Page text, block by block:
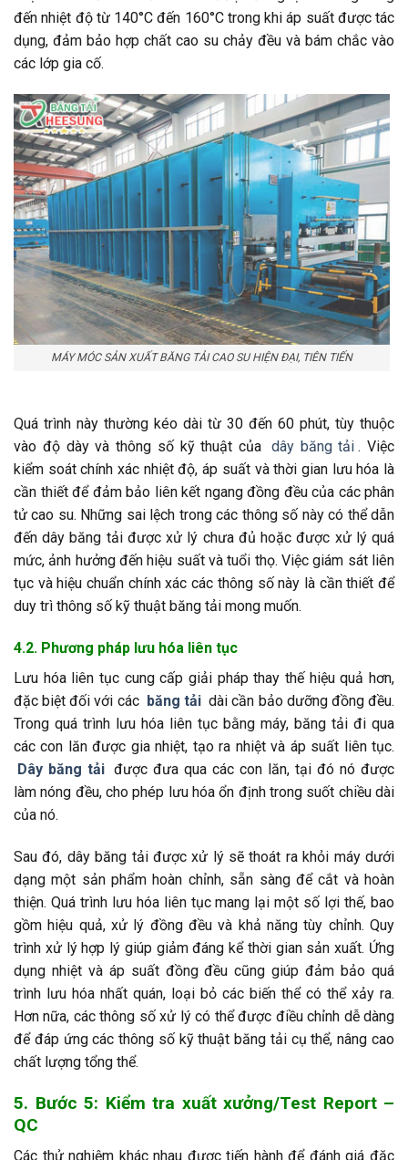
đến nhiệt độ từ 140°C đến 160°C trong khi áp suất được tác
dụng, đảm bảo hợp chất cao su chảy đều và bám chắc vào
các lớp gia cố.
MÁY MÓC SẢN XUẤT BĂNG TẢI CAO SU HIỆN ĐẠI, TIÊN TIẾN
Quá trình này thường kéo dài từ 30 đến 60 phút, tùy thuộc
vào độ dày và thông số kỹ thuật của dây băng tải . Việc
kiểm soát chính xác nhiệt độ, áp suất và thời gian lưu hóa là
cần thiết để đảm bảo liên kết ngang đồng đều của các phân
tử cao su. Những sai lệch trong các thông số này có thể dẫn
đến dây băng tải được xử lý chưa đủ hoặc được xử lý quá
mức, ảnh hưởng đến hiệu suất và tuổi thọ. Việc giám sát liên
tục và hiệu chuẩn chính xác các thông số này là cần thiết để
duy trì thông số kỹ thuật băng tải mong muốn.
4.2. Phương pháp lưu hóa liên tục
Lưu hóa liên tục cung cấp giải pháp thay thế hiệu quả hơn,
đặc biệt đối với các băng tải dài cần bảo dưỡng đồng đều.
Trong quá trình lưu hóa liên tục bằng máy, băng tải đi qua
các con lăn được gia nhiệt, tạo ra nhiệt và áp suất liên tục.
Dây băng tải được đưa qua các con lăn, tại đó nó được
làm nóng đều, cho phép lưu hóa ổn định trong suốt chiều dài
của nó.
Sau đó, dây băng tải được xử lý sẽ thoát ra khỏi máy dưới
dạng một sản phẩm hoàn chỉnh, sẵn sàng để cắt và hoàn
thiện. Quá trình lưu hóa liên tục mang lại một số lợi thế, bao
gồm hiệu quả, xử lý đồng đều và khả năng tùy chỉnh. Quy
trình xử lý hợp lý giúp giảm đáng kể thời gian sản xuất. Ứng
dụng nhiệt và áp suất đồng đều cũng giúp đảm bảo quá
trình lưu hóa nhất quán, loại bỏ các biến thể có thể xảy ra.
Hơn nữa, các thông số xử lý có thể được điều chỉnh dễ dàng
để đáp ứng các thông số kỹ thuật băng tải cụ thể, nâng cao
chất lượng tổng thể.
5. Bước 5: Kiểm tra xuất xưởng/Test Report –
QC
Các thử nghiệm khác nhau được tiến hành để đánh giá đặc